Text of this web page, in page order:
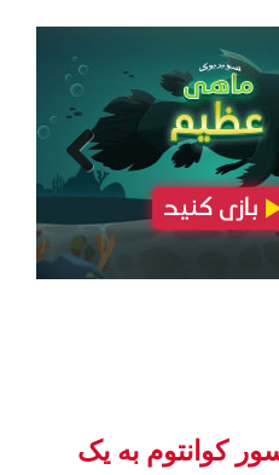
Previous
کوانتوم به یک